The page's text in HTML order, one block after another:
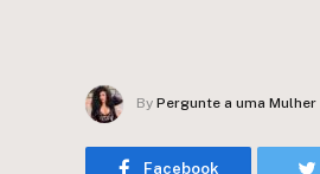
By Pergunte a uma Mulher
Facebook